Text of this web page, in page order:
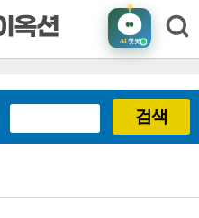
AI챗봇
검색